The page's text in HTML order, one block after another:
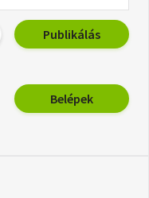
Publikálás
Belépek